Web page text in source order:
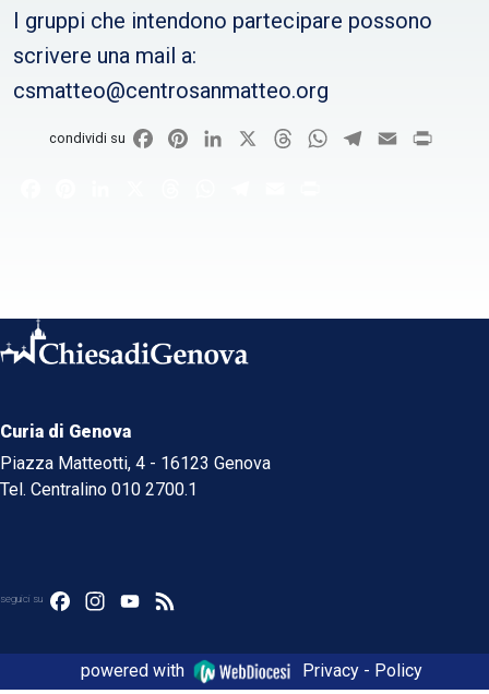
I gruppi che intendono partecipare possono
scrivere una mail a:
csmatteo@centrosanmatteo.org
condividi su FacebookPinterestLinkedIn ThreadsWhatsApp
Telegram
Email
Curia di Genova
Piazza Matteotti, 4 - 16123 Genova
Tel. Centralino 010 2700.1
seguici su FacebookInstagram
YouTube
powered with Privacy - Policy